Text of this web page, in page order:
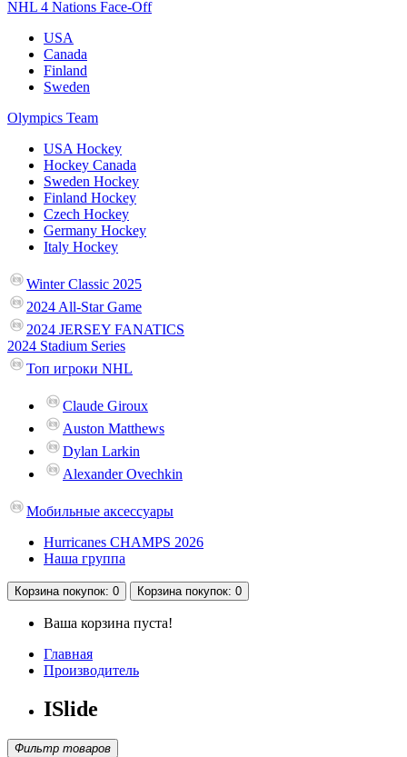
NHL 4 Nations Face-Off
USA
Canada
Finland
Sweden
Olympics Team
USA Hockey
Hockey Canada
Sweden Hockey
Finland Hockey
Czech Hockey
Germany Hockey
Italy Hockey
Winter Classic 2025
2024 All-Star Game
2024 JERSEY FANATICS
2024 Stadium Series
Топ игроки NHL
Claude Giroux
Auston Matthews
Dylan Larkin
Alexander Ovechkin
Мобильные аксессуары
Hurricanes CHAMPS 2026
Наша группа
Корзина покупок: 0 Корзина покупок: 0
Ваша корзина пуста!
Главная
Производитель
ISlide
Фильтр товаров